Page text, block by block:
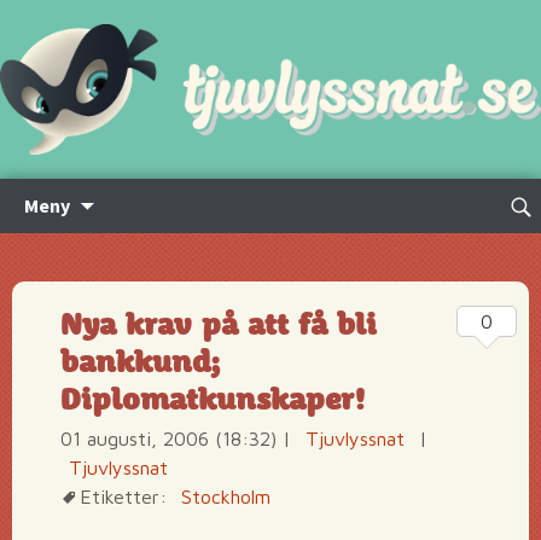
Meny
innehåll
Sök
Nya krav på att få bli
bankkund;
Diplomatkunskaper!
01 augusti, 2006 (18:32) | Tjuvlyssnat
|
Tjuvlyssnat
Etiketter:
Stockholm
0